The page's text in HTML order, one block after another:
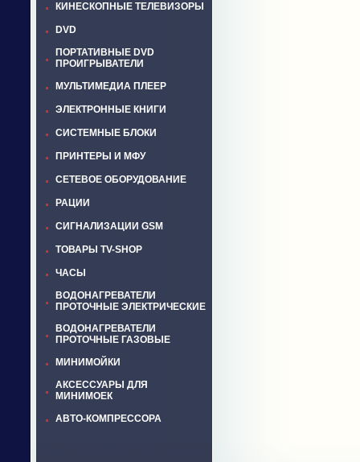
КИНЕСКОПНЫЕ ТЕЛЕВИЗОРЫ
DVD
ПОРТАТИВНЫЕ DVD
ПРОИГРЫВАТЕЛИ
МУЛЬТИМЕДИА ПЛЕЕР
ЭЛЕКТРОННЫЕ КНИГИ
СИСТЕМНЫЕ БЛОКИ
ПРИНТЕРЫ И МФУ
СЕТЕВОЕ ОБОРУДОВАНИЕ
РАЦИИ
СИГНАЛИЗАЦИИ GSM
ТОВАРЫ TV-SHOP
ЧАСЫ
ВОДОНАГРЕВАТЕЛИ
ПРОТОЧНЫЕ ЭЛЕКТРИЧЕСКИЕ
ВОДОНАГРЕВАТЕЛИ
ПРОТОЧНЫЕ ГАЗОВЫЕ
МИНИМОЙКИ
АКСЕССУАРЫ ДЛЯ
МИНИМОЕК
АВТО-КОМПРЕССОРА